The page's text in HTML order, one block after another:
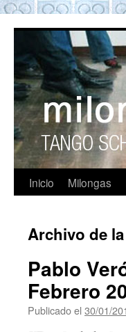
ROOFTOP
Tango en Barcelona. Clases de
Barcelona. Show Tango.
experience. Private Tango
Tango experience Barcelona. Tango
Barcelona
Inicio Milongas
Archivo de
Pablo
Febrero
Publicado el 30/01/